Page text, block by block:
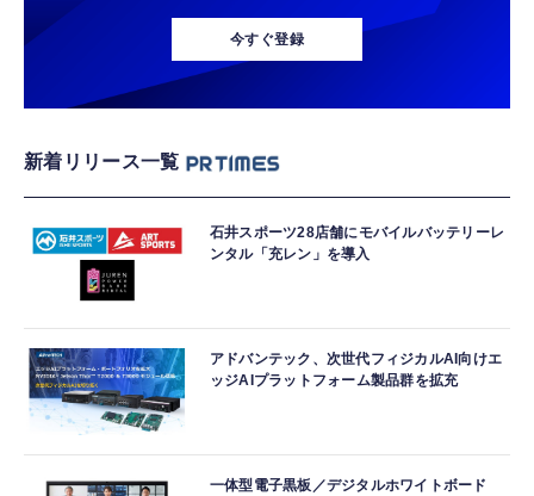
今すぐ登録
新着リリース一覧
石井スポーツ28店舗にモバイルバッテリーレ
ンタル「充レン」を導入
アドバンテック、次世代フィジカルAI向けエ
ッジAIプラットフォーム製品群を拡充
一体型電子黒板／デジタルホワイトボード